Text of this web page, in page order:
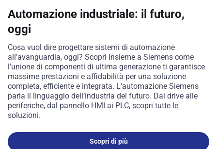
Automazione industriale: il futuro,
oggi
Cosa vuol dire progettare sistemi di automazione
all’avanguardia, oggi? Scopri insieme a Siemens come
l’unione di componenti di ultima generazione ti garantisce
massime prestazioni e affidabilità per una soluzione
completa, efficiente e integrata. L'automazione Siemens
parla il linguaggio dell’industria del futuro. Dai drive alle
periferiche, dal pannello HMI ai PLC, scopri tutte le
soluzioni.
Scopri di più